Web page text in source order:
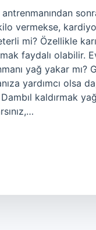
vermekse,
mi? Özellikle
faydalı olabilir.
yağ yakar mı?
yardımcı olsa
kaldırmak